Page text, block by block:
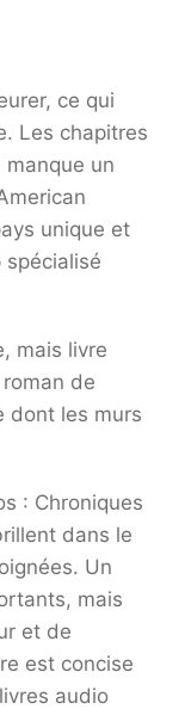
ce qui
Les chapitres
manque un
unique et
mais livre
de
dont les murs
: Chroniques
dans le
Un
mais
et de
est concise
audio